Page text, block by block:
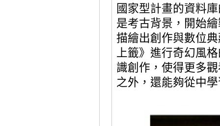
國家型計畫的資料
是考古背景，開始
描繪出創作與數位
上籤》進行奇幻風
識創作，使得更多
之外，還能夠從中